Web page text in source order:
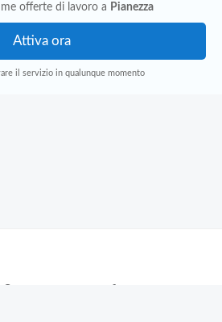
offerte di lavoro a Pianezza
il servizio in qualunque momento